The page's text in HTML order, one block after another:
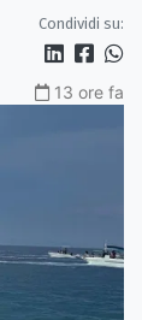
Condividi su:
13 ore fa